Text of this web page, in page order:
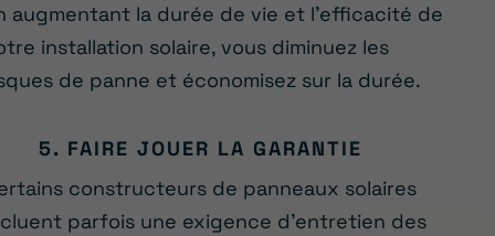
augmentant la durée de vie et l’efficacité de
installation solaire, vous diminuez les
de panne et économisez sur la durée.
5. FAIRE JOUER LA GARANTIE
constructeurs de panneaux solaires
parfois une exigence d’entretien des